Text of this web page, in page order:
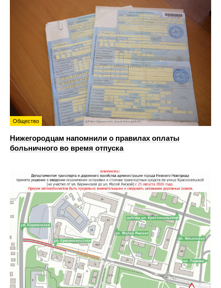
Общество
Нижегородцам напомнили о правилах оплаты
больничного во время отпуска